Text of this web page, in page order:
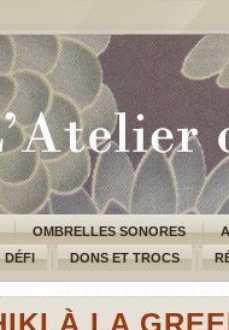
OMBRELLES SONORES
DÉFI DONS ET TROCS
À LA